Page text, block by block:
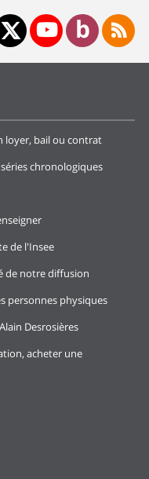
loyer, bail ou contrat
chronologiques
de l'Insee
de notre diffusion
personnes physiques
Desrosières
acheter une